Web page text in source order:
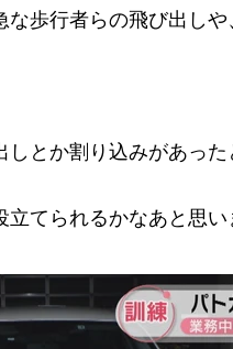
歩行者らの飛び出し
しとか割り込みがあっ
てられるかなあと思い